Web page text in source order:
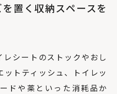
置く収納スペースを
シートのストックやおし
ットティッシュ、トイレッ
ドや薬といった消耗品か